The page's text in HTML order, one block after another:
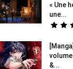
« Une
une...
volume
&...